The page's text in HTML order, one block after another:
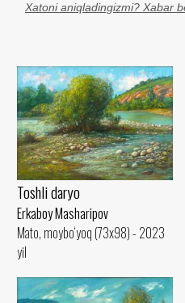
Xatoni aniqladingizmi? Xabar
Toshli daryo
Erkaboy Masharipov
Mato, moybo‘yoq (73x98) - 2023
yil